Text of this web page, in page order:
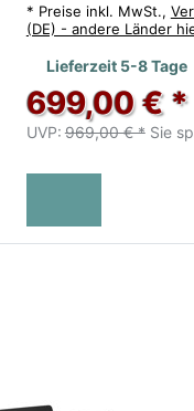
* Preise inkl. MwSt.,
(DE) - andere Länder
Lieferzeit 5-8 Tage
699,00 € *
UVP: 969,00 € * Sie